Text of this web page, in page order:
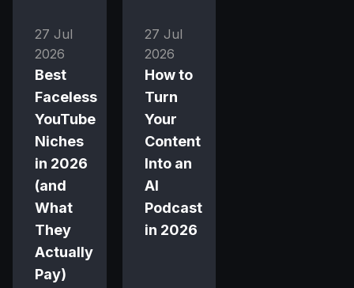
27 Jul
2026
Best
Faceless
YouTube
Niches
in 2026
(and
What
They
Actually
Pay)
27 Jul
2026
How to
Turn
Your
Content
Into an
AI
Podcast
in 2026